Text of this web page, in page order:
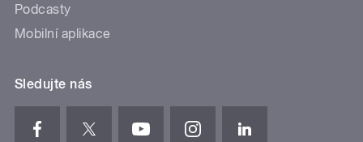
Podcasty
Mobilní aplikace
Sledujte nás